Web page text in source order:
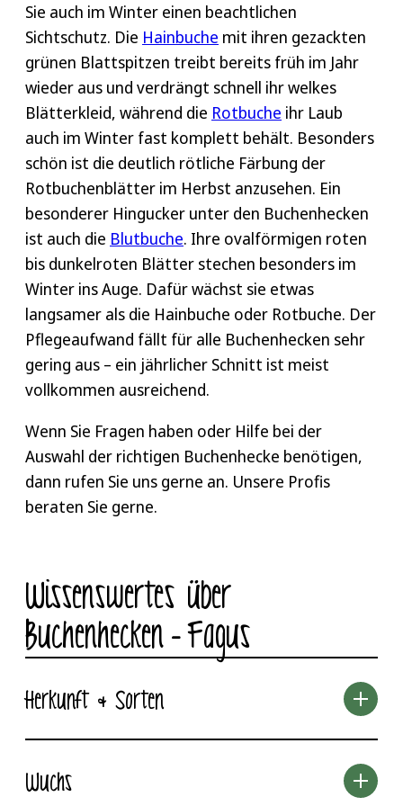
Sie auch im Winter einen beachtlichen
Sichtschutz. Die Hainbuche mit ihren gezackten
grünen Blattspitzen treibt bereits früh im Jahr
wieder aus und verdrängt schnell ihr welkes
Blätterkleid, während die Rotbuche ihr Laub
auch im Winter fast komplett behält. Besonders
schön ist die deutlich rötliche Färbung der
Rotbuchenblätter im Herbst anzusehen. Ein
besonderer Hingucker unter den Buchenhecken
ist auch die Blutbuche. Ihre ovalförmigen roten
bis dunkelroten Blätter stechen besonders im
Winter ins Auge. Dafür wächst sie etwas
langsamer als die Hainbuche oder Rotbuche. Der
Pflegeaufwand fällt für alle Buchenhecken sehr
gering aus – ein jährlicher Schnitt ist meist
vollkommen ausreichend.
Wenn Sie Fragen haben oder Hilfe bei der
Auswahl der richtigen Buchenhecke benötigen,
dann rufen Sie uns gerne an. Unsere Profis
beraten Sie gerne.
Wissenswertes über
Buchenhecken – Fagus
Herkunft & Sorten
Die Buchenhecken stammen in ihrem Ursprung
aus Ostasien. In Europa findet man jedoch vor
Wuchs